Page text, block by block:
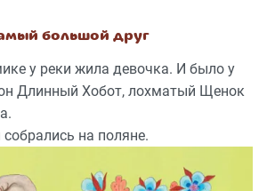
большой друг
у реки жила девочка. И было у
Длинный Хобот, лохматый Щенок
на поляне.